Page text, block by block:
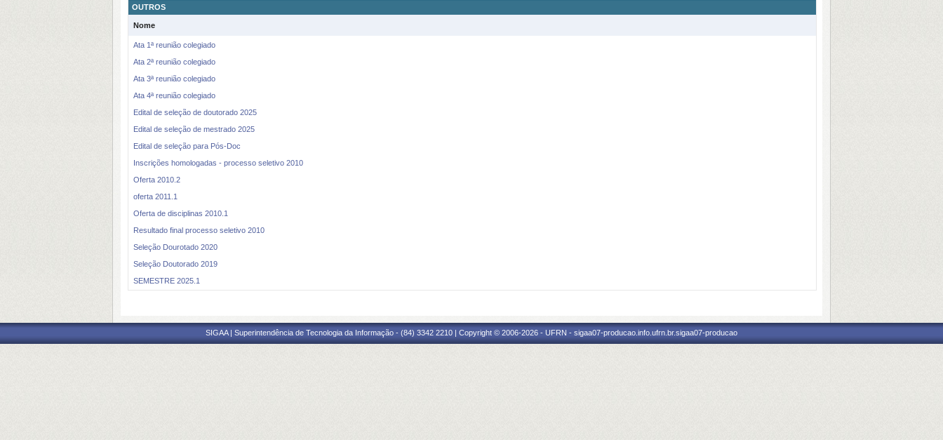
OUTROS
Nome
Ata 1ª reunião colegiado
Ata 2ª reunião colegiado
Ata 3ª reunião colegiado
Ata 4ª reunião colegiado
Edital de seleção de doutorado 2025
Edital de seleção de mestrado 2025
Edital de seleção para Pós-Doc
Inscrições homologadas - processo seletivo 2010
Oferta 2010.2
oferta 2011.1
Oferta de disciplinas 2010.1
Resultado final processo seletivo 2010
Seleção Dourotado 2020
Seleção Doutorado 2019
SEMESTRE 2025.1
SIGAA | Superintendência de Tecnologia da Informação - (84) 3342 2210 | Copyright © 2006-2026 - UFRN - sigaa07-producao.info.ufrn.br.sigaa07-producao